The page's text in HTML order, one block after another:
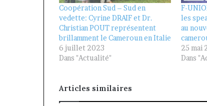
Coopération Sud – Sud en
vedette: Cyrine DRAIF et Dr.
Christian POUT représentent
brillamment le Cameroun en Italie
6 juillet 2023
Dans "Actualité"
F-
les
au
25 mai
Dans
Articles similaires